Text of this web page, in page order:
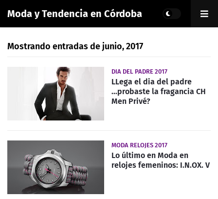
Moda y Tendencia en Córdoba
Mostrando entradas de junio, 2017
DIA DEL PADRE 2017
LLega el dia del padre
...probaste la fragancia CH
Men Privé?
MODA RELOJES 2017
Lo último en Moda en
relojes femeninos: I.N.OX. V